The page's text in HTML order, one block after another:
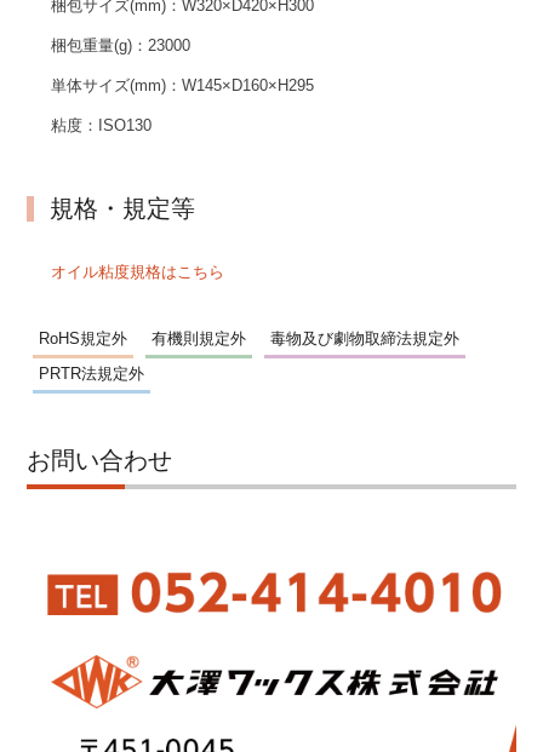
梱包サイズ(mm)：W320×D420×H300
梱包重量(g)：23000
単体サイズ(mm)：W145×D160×H295
粘度： ISO130
規格・規定等
オイル粘度規格はこちら
RoHS規定外 有機則規定外
毒物及び劇物取締法規定外
PRTR法規定外
お問い合わせ